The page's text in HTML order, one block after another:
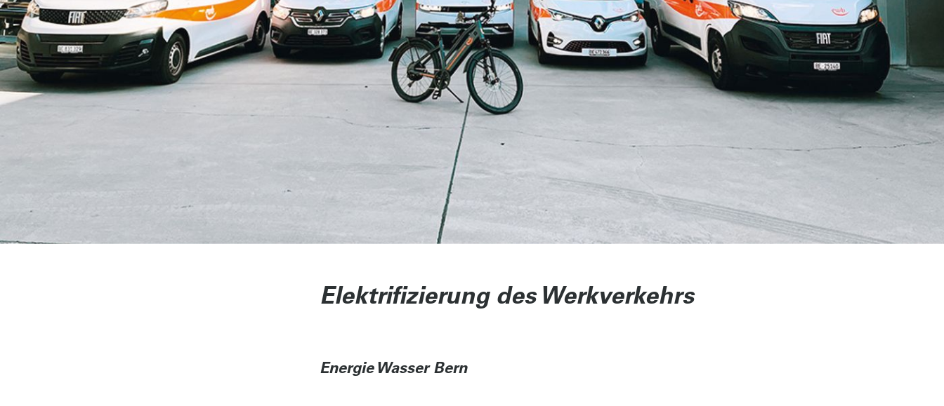
Elektrifizierung des Werkverkehrs
Energie Wasser Bern